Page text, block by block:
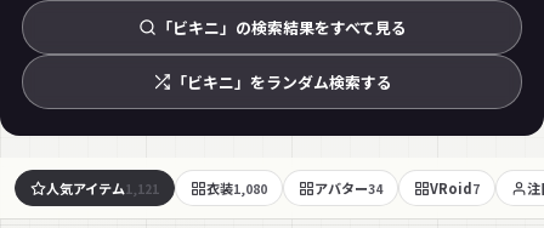
「ビキニ」の検索結果をすべて見る
「ビキニ」をランダム検索する
人気アイテム 1,121 衣装1,080 アバター34 VRoid7 注